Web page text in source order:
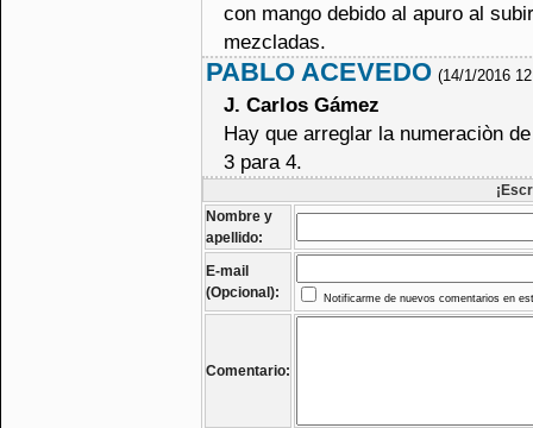
con mango debido al apuro al
mezcladas.
PABLO ACEVEDO (14/1/2016
J. Carlos Gámez
Hay que arreglar la numeraciòn
3 para 4.
Nombre y
apellido:
E-mail
(Opcional):
Notificarme de nuevos comentarios en
Comentario: